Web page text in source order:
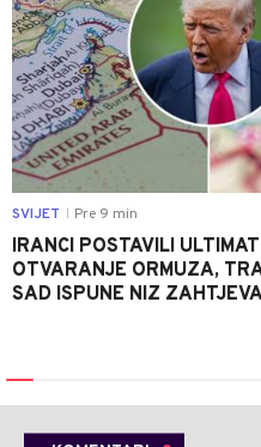
SVIJET Pre 9 min
IRANCI POSTAVILI
OTVARANJE ORMUZA,
SAD ISPUNE NIZ